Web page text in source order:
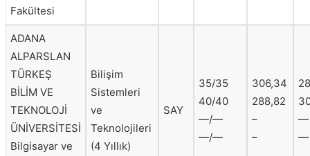
Fakültesi
ADANA
ALPARSLAN
TÜRKEŞ
BİLİM VE
TEKNOLOJİ
ÜNİVERSİTESİ
Bilgisayar ve
Bilişim
Sistemleri
ve
Teknolojileri
(4 Yıllık)
SAY
35/35
40/40
—/—
—/—
306,34
288,82
–
–
—
—